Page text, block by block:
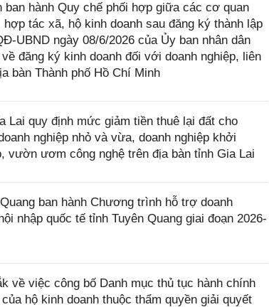
ban hành Quy chế phối hợp giữa các cơ quan
tác xã, hộ kinh doanh sau đăng ký thành lập
UBND ngày 08/6/2026 của Ủy ban nhân dân
đăng ký kinh doanh đối với doanh nghiệp, liên
bàn Thành phố Hồ Chí Minh
Lai quy định mức giảm tiền thuê lại đất cho
nghiệp nhỏ và vừa, doanh nghiệp khởi
vườn ươm công nghệ trên địa bàn tỉnh Gia Lai
ban hành Chương trình hỗ trợ doanh
nhập quốc tế tỉnh Tuyên Quang giai đoạn 2026-
về việc công bố Danh mục thủ tục hành chính
hộ kinh doanh thuộc thẩm quyền giải quyết